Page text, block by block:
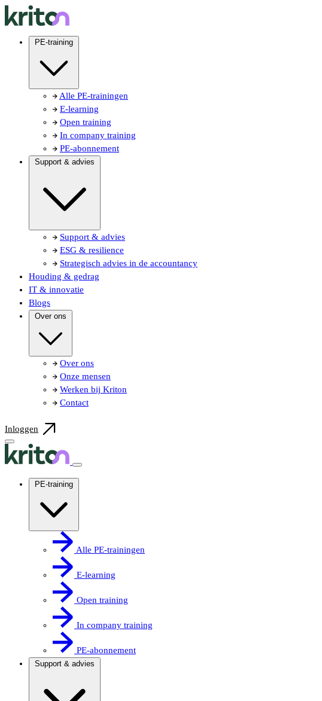
PE-training
Alle PE-trainingen
E-learning
Open training
In company training
PE-abonnement
Support & advies
Support & advies
ESG & resilience
Strategisch advies in de accountancy
Houding & gedrag
IT & innovatie
Blogs
Over ons
Over ons
Onze mensen
Werken bij Kriton
Contact
Inloggen
PE-training
Alle PE-trainingen
E-learning
Open training
In company training
PE-abonnement
Support & advies